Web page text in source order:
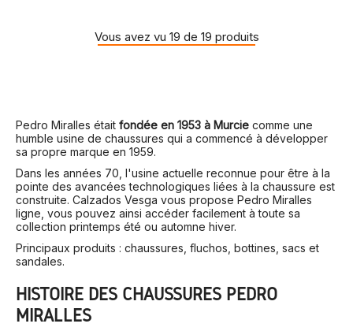
Vous avez vu 19 de 19 produits
Pedro Miralles était fondée en 1953 à Murcie comme une
humble usine de chaussures qui a commencé à développer
sa propre marque en 1959.
Dans les années 70, l'usine actuelle reconnue pour être à la
pointe des avancées technologiques liées à la chaussure est
construite. Calzados Vesga vous propose Pedro Miralles
ligne, vous pouvez ainsi accéder facilement à toute sa
collection printemps été ou automne hiver.
Principaux produits : chaussures, fluchos, bottines, sacs et
sandales.
HISTOIRE DES CHAUSSURES PEDRO
MIRALLES